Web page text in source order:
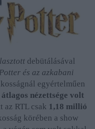
debütálásával
és az azkabani
egyértelműen
nézettsége volt
az RTL csak 1,18 millió
körében a show